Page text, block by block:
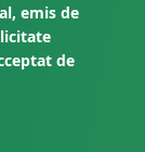
emis de
de